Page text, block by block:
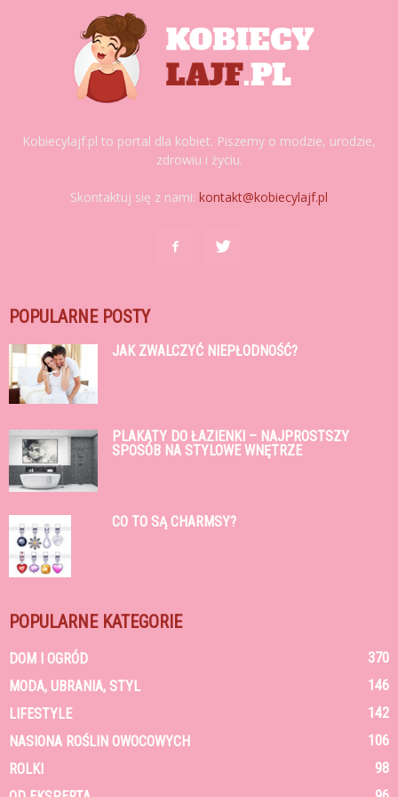
Kobiecylajf.pl to portal dla kobiet. Piszemy o modzie, urodzie,
zdrowiu i życiu.
Skontaktuj się z nami: kontakt@kobiecylajf.pl
POPULARNE POSTY
JAK ZWALCZYĆ NIEPŁODNOŚĆ?
PLAKATY DO ŁAZIENKI – NAJPROSTSZY
SPOSÓB NA STYLOWE WNĘTRZE
CO TO SĄ CHARMSY?
POPULARNE KATEGORIE
DOM I OGRÓD
370
MODA, UBRANIA, STYL
146
LIFESTYLE
142
NASIONA ROŚLIN OWOCOWYCH
106
ROLKI
98